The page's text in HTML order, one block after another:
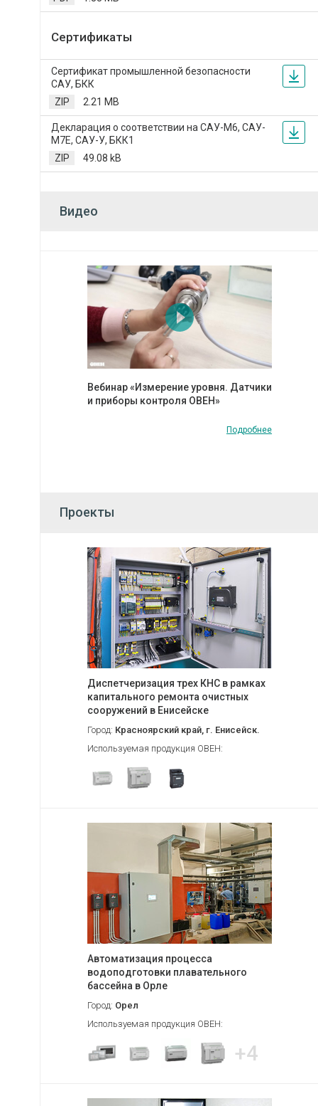
Сертификаты
Сертификат промышленной безопасности
САУ, БКК
ZIP
2.21 MB
Декларация о соответствии на САУ-М6, САУ-
М7Е, САУ-У, БКК1
ZIP
49.08 kB
Видео
Вебинар «Измерение уровня. Датчики
и приборы контроля ОВЕН»
Подробнее
Проекты
Диспетчеризация трех КНС в рамках
капитального ремонта очистных
сооружений в Енисейске
Город: Красноярский край, г. Енисейск.
Используемая продукция ОВЕН:
Автоматизация процесса
водоподготовки плавательного
бассейна в Орле
Город: Орел
Используемая продукция ОВЕН:
+4